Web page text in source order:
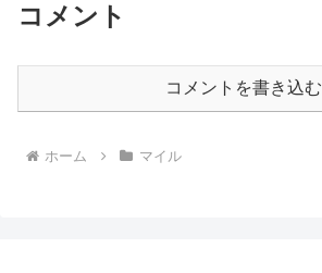
コメント
コメントを書き込む
ホーム マイル